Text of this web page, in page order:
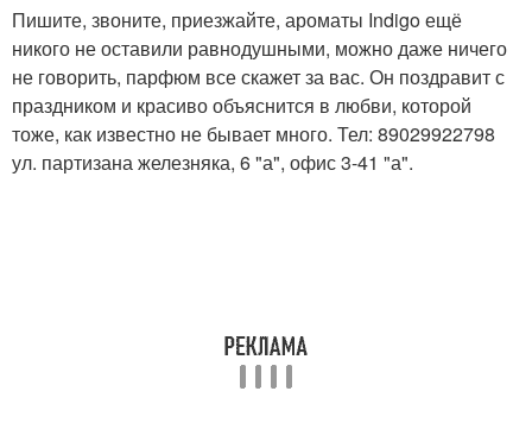
Пишите, звоните, приезжайте, ароматы Indigo ещё
никого не оставили равнодушными, можно даже ничего
не говорить, парфюм все скажет за вас. Он поздравит с
праздником и красиво объяснится в любви, которой
тоже, как известно не бывает много. Тел: 89029922798
ул. партизана железняка, 6 "а", офис 3-41 "а".